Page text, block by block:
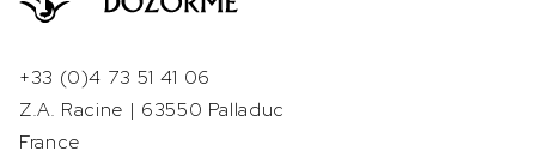
+33 (0)4 73 51 41 06
Z.A. Racine | 63550 Palladuc
France